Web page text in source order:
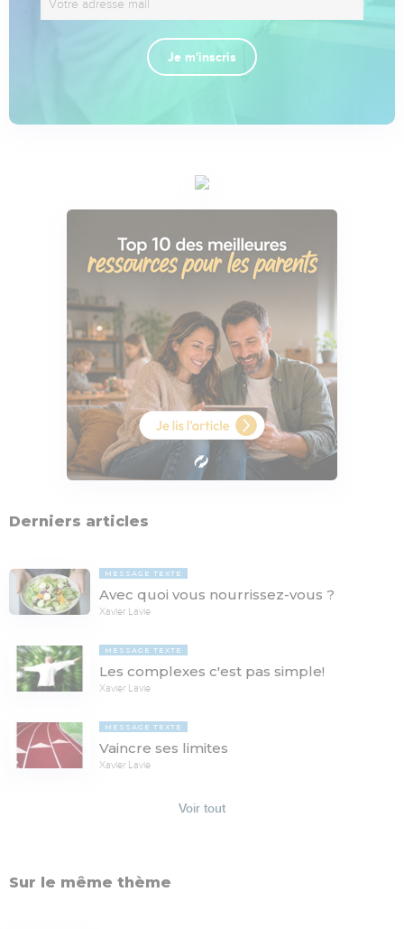
Je m'inscris
Derniers articles
MESSAGE TEXTE
Avec quoi vous nourrissez-vous ?
Xavier Lavie
MESSAGE TEXTE
Les complexes c'est pas simple!
Xavier Lavie
MESSAGE TEXTE
Vaincre ses limites
Xavier Lavie
Voir tout
Sur le même thème